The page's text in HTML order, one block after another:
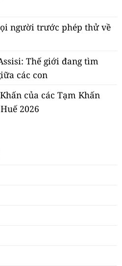
người trước phép thử về
Thế giới đang tìm
các con
của các Tạm Khấn
2026